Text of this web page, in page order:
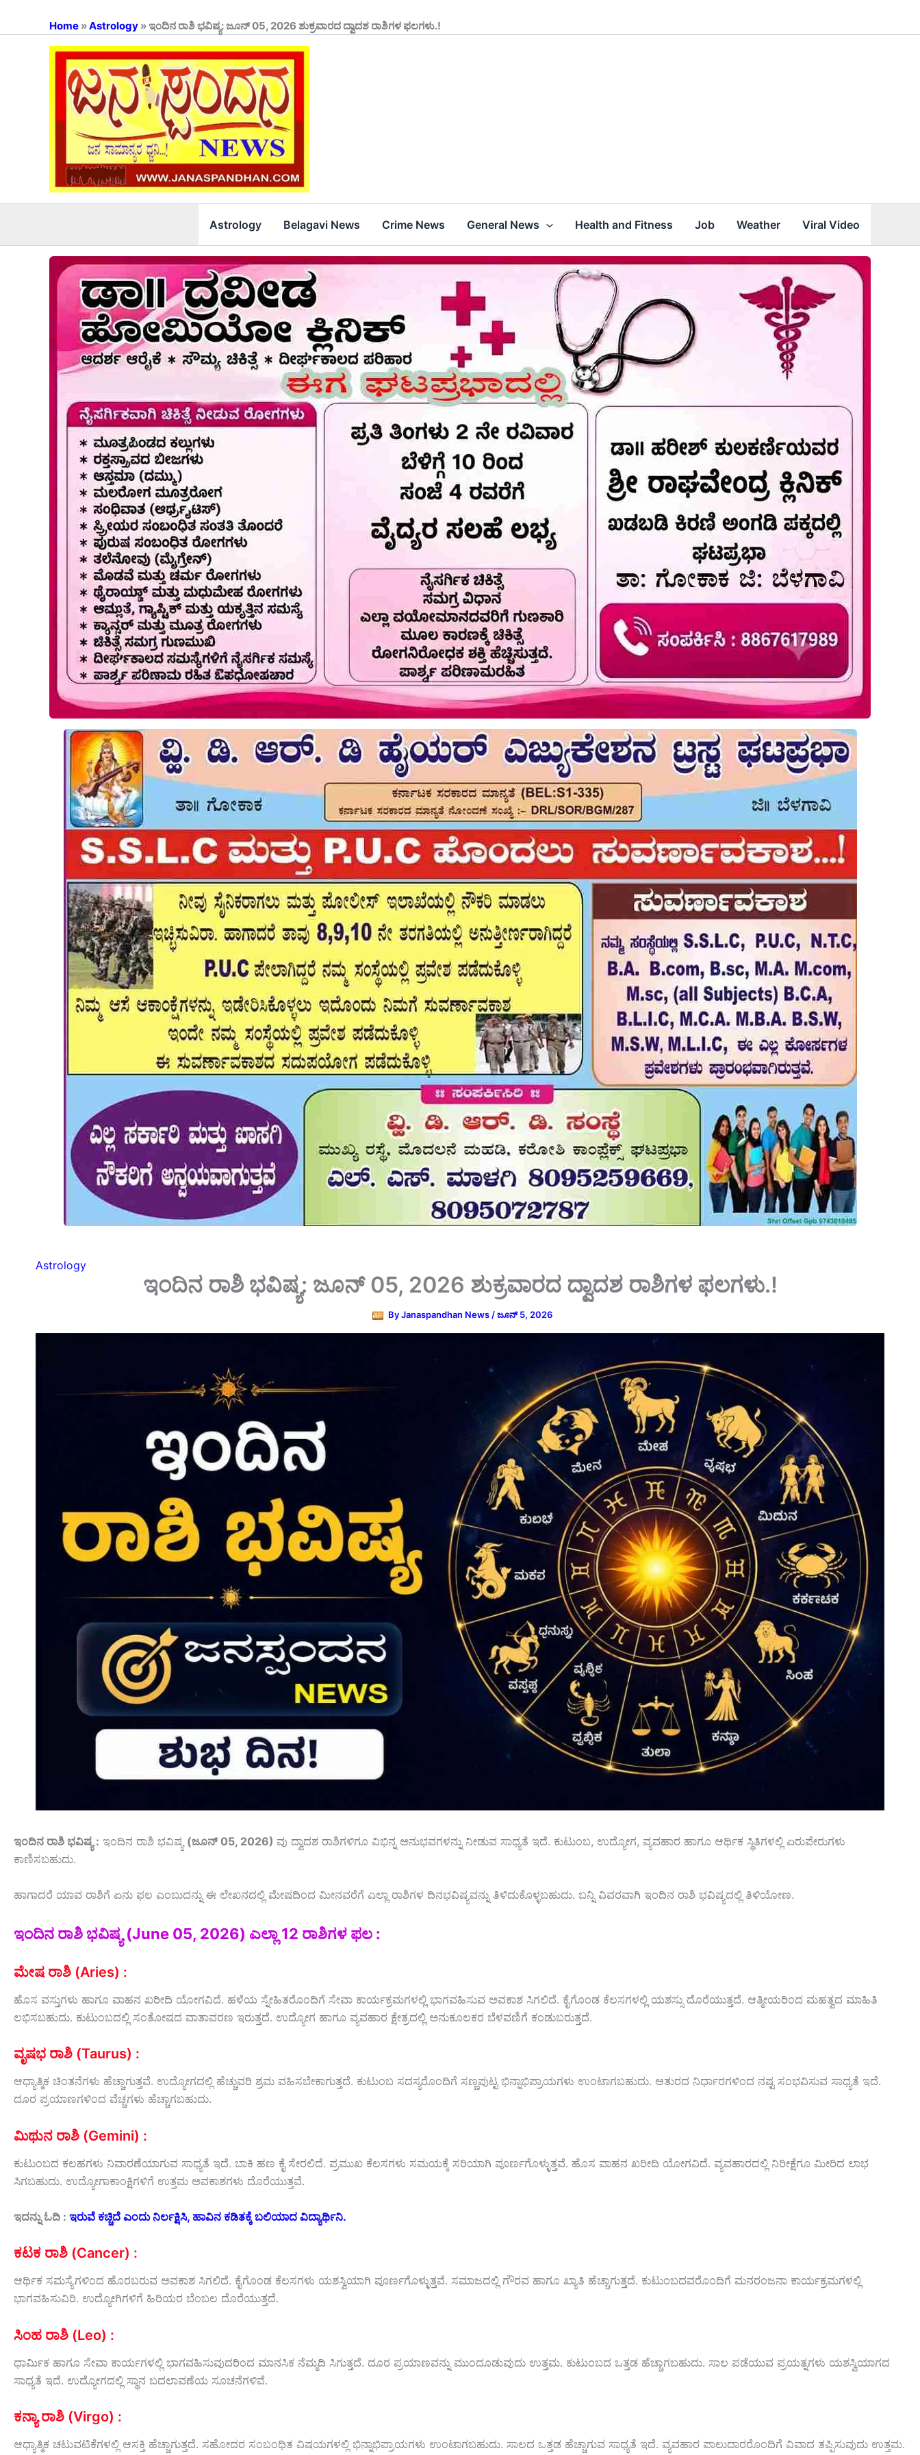
Home »Astrology »ಇಂದಿನ ರಾಶಿ ಭವಿಷ್ಯ: ಜೂನ್ 05, 2026 ಶುಕ್ರವಾರದ ದ್ವಾದಶ ರಾಶಿಗಳ ಫಲಗಳು.!
Astrology Belagavi News Crime News General News Health and Fitness Job Weather Viral Video
Astrology
ಇಂದಿನ ರಾಶಿ ಭವಿಷ್ಯ: ಜೂನ್ 05, 2026 ಶುಕ್ರವಾರದ ದ್ವಾದಶ ರಾಶಿಗಳ ಫಲಗಳು.!
ByJanaspandhan News/ಜೂನ್ 5, 2026
ಇಂದಿನ ರಾಶಿ ಭವಿಷ್ಯ : ಇಂದಿನ ರಾಶಿ ಭವಿಷ್ಯ (ಜೂನ್ 05, 2026) ವು ದ್ವಾದಶ ರಾಶಿಗಳಿಗೂ ವಿಭಿನ್ನ ಅನುಭವಗಳನ್ನು ನೀಡುವ ಸಾಧ್ಯತೆ ಇದೆ. ಕುಟುಂಬ, ಉದ್ಯೋಗ, ವ್ಯವಹಾರ ಹಾಗೂ ಆರ್ಥಿಕ ಸ್ಥಿತಿಗಳಲ್ಲಿ ಏರುಪೇರುಗಳು
ಕಾಣಿಸಬಹುದು.
ಹಾಗಾದರೆ ಯಾವ ರಾಶಿಗೆ ಏನು ಫಲ ಎಂಬುದನ್ನು ಈ ಲೇಖನದಲ್ಲಿ ಮೇಷದಿಂದ ಮೀನವರೆಗೆ ಎಲ್ಲಾ ರಾಶಿಗಳ ದಿನಭವಿಷ್ಯವನ್ನು ತಿಳಿದುಕೊಳ್ಳಬಹುದು. ಬನ್ನಿ ವಿವರವಾಗಿ ಇಂದಿನ ರಾಶಿ ಭವಿಷ್ಯದಲ್ಲಿ ತಿಳಿಯೋಣ.
ಇಂದಿನ ರಾಶಿ ಭವಿಷ್ಯ (June 05, 2026) ಎಲ್ಲಾ 12 ರಾಶಿಗಳ ಫಲ :
ಮೇಷ ರಾಶಿ (Aries) :
ಹೊಸ ವಸ್ತುಗಳು ಹಾಗೂ ವಾಹನ ಖರೀದಿ ಯೋಗವಿದೆ. ಹಳೆಯ ಸ್ನೇಹಿತರೊಂದಿಗೆ ಸೇವಾ ಕಾರ್ಯಕ್ರಮಗಳಲ್ಲಿ ಭಾಗವಹಿಸುವ ಅವಕಾಶ ಸಿಗಲಿದೆ. ಕೈಗೊಂಡ ಕೆಲಸಗಳಲ್ಲಿ ಯಶಸ್ಸು ದೊರೆಯುತ್ತದೆ. ಆತ್ಮೀಯರಿಂದ ಮಹತ್ವದ ಮಾಹಿತಿ
ಲಭಿಸಬಹುದು. ಕುಟುಂಬದಲ್ಲಿ ಸಂತೋಷದ ವಾತಾವರಣ ಇರುತ್ತದೆ. ಉದ್ಯೋಗ ಹಾಗೂ ವ್ಯವಹಾರ ಕ್ಷೇತ್ರದಲ್ಲಿ ಅನುಕೂಲಕರ ಬೆಳವಣಿಗೆ ಕಂಡುಬರುತ್ತದೆ.
ವೃಷಭ ರಾಶಿ (Taurus) :
ಆಧ್ಯಾತ್ಮಿಕ ಚಿಂತನೆಗಳು ಹೆಚ್ಚಾಗುತ್ತವೆ. ಉದ್ಯೋಗದಲ್ಲಿ ಹೆಚ್ಚುವರಿ ಶ್ರಮ ವಹಿಸಬೇಕಾಗುತ್ತದೆ. ಕುಟುಂಬ ಸದಸ್ಯರೊಂದಿಗೆ ಸಣ್ಣಪುಟ್ಟ ಭಿನ್ನಾಭಿಪ್ರಾಯಗಳು ಉಂಟಾಗಬಹುದು. ಆತುರದ ನಿರ್ಧಾರಗಳಿಂದ ನಷ್ಟ ಸಂಭವಿಸುವ ಸಾಧ್ಯತೆ ಇದೆ.
ದೂರ ಪ್ರಯಾಣಗಳಿಂದ ವೆಚ್ಚಗಳು ಹೆಚ್ಚಾಗಬಹುದು.
ಮಿಥುನ ರಾಶಿ (Gemini) :
ಕುಟುಂಬದ ಕಲಹಗಳು ನಿವಾರಣೆಯಾಗುವ ಸಾಧ್ಯತೆ ಇದೆ. ಬಾಕಿ ಹಣ ಕೈ ಸೇರಲಿದೆ. ಪ್ರಮುಖ ಕೆಲಸಗಳು ಸಮಯಕ್ಕೆ ಸರಿಯಾಗಿ ಪೂರ್ಣಗೊಳ್ಳುತ್ತವೆ. ಹೊಸ ವಾಹನ ಖರೀದಿ ಯೋಗವಿದೆ. ವ್ಯವಹಾರದಲ್ಲಿ ನಿರೀಕ್ಷೆಗೂ ಮೀರಿದ ಲಾಭ
ಸಿಗಬಹುದು. ಉದ್ಯೋಗಾಕಾಂಕ್ಷಿಗಳಿಗೆ ಉತ್ತಮ ಅವಕಾಶಗಳು ದೊರೆಯುತ್ತವೆ.
ಇದನ್ನು ಓದಿ : ಇರುವೆ ಕಚ್ಚಿದೆ ಎಂದು ನಿರ್ಲಕ್ಷಿಸಿ, ಹಾವಿನ ಕಡಿತಕ್ಕೆ ಬಲಿಯಾದ ವಿದ್ಯಾರ್ಥಿನಿ.
ಕಟಕ ರಾಶಿ (Cancer) :
ಆರ್ಥಿಕ ಸಮಸ್ಯೆಗಳಿಂದ ಹೊರಬರುವ ಅವಕಾಶ ಸಿಗಲಿದೆ. ಕೈಗೊಂಡ ಕೆಲಸಗಳು ಯಶಸ್ವಿಯಾಗಿ ಪೂರ್ಣಗೊಳ್ಳುತ್ತವೆ. ಸಮಾಜದಲ್ಲಿ ಗೌರವ ಹಾಗೂ ಖ್ಯಾತಿ ಹೆಚ್ಚಾಗುತ್ತದೆ. ಕುಟುಂಬದವರೊಂದಿಗೆ ಮನರಂಜನಾ ಕಾರ್ಯಕ್ರಮಗಳಲ್ಲಿ
ಭಾಗವಹಿಸುವಿರಿ. ಉದ್ಯೋಗಿಗಳಿಗೆ ಹಿರಿಯರ ಬೆಂಬಲ ದೊರೆಯುತ್ತದೆ.
ಸಿಂಹ ರಾಶಿ (Leo) :
ಧಾರ್ಮಿಕ ಹಾಗೂ ಸೇವಾ ಕಾರ್ಯಗಳಲ್ಲಿ ಭಾಗವಹಿಸುವುದರಿಂದ ಮಾನಸಿಕ ನೆಮ್ಮದಿ ಸಿಗುತ್ತದೆ. ದೂರ ಪ್ರಯಾಣವನ್ನು ಮುಂದೂಡುವುದು ಉತ್ತಮ. ಕುಟುಂಬದ ಒತ್ತಡ ಹೆಚ್ಚಾಗಬಹುದು. ಸಾಲ ಪಡೆಯುವ ಪ್ರಯತ್ನಗಳು ಯಶಸ್ವಿಯಾಗದ
ಸಾಧ್ಯತೆ ಇದೆ. ಉದ್ಯೋಗದಲ್ಲಿ ಸ್ಥಾನ ಬದಲಾವಣೆಯ ಸೂಚನೆಗಳಿವೆ.
ಕನ್ಯಾ ರಾಶಿ (Virgo) :
ಆಧ್ಯಾತ್ಮಿಕ ಚಟುವಟಿಕೆಗಳಲ್ಲಿ ಆಸಕ್ತಿ ಹೆಚ್ಚಾಗುತ್ತದೆ. ಸಹೋದರ ಸಂಬಂಧಿತ ವಿಷಯಗಳಲ್ಲಿ ಭಿನ್ನಾಭಿಪ್ರಾಯಗಳು ಉಂಟಾಗಬಹುದು. ಸಾಲದ ಒತ್ತಡ ಹೆಚ್ಚಾಗುವ ಸಾಧ್ಯತೆ ಇದೆ. ವ್ಯವಹಾರ ಪಾಲುದಾರರೊಂದಿಗೆ ವಿವಾದ ತಪ್ಪಿಸುವುದು ಉತ್ತಮ.